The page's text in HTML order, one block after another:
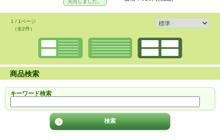
完売しました。
1 / 1ページ
（全2件）
商品検索
キーワード検索